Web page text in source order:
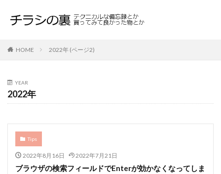
HOME 2022年 (ページ2)
YEAR
2022年
Tips
2022年8月16日 2022年7月21日
ブラウザの検索フィールドでEnterが効かなくなってしま